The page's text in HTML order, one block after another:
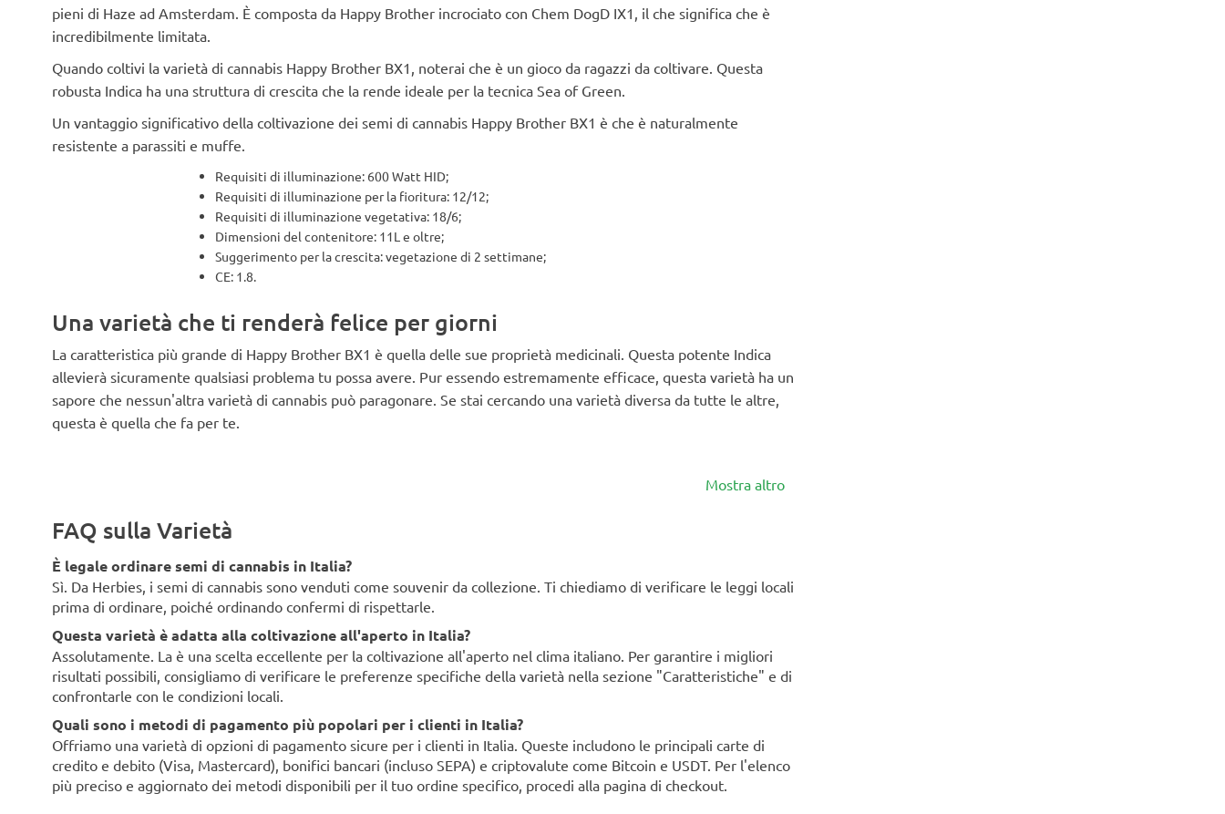
pieni di Haze ad Amsterdam. È composta da Happy Brother incrociato con Chem DogD IX1, il che significa che è
incredibilmente limitata.
Quando coltivi la varietà di cannabis Happy Brother BX1, noterai che è un gioco da ragazzi da coltivare. Questa
robusta Indica ha una struttura di crescita che la rende ideale per la tecnica Sea of Green.
Un vantaggio significativo della coltivazione dei semi di cannabis Happy Brother BX1 è che è naturalmente
resistente a parassiti e muffe.
Requisiti di illuminazione: 600 Watt HID;
Requisiti di illuminazione per la fioritura: 12/12;
Requisiti di illuminazione vegetativa: 18/6;
Dimensioni del contenitore: 11L e oltre;
Suggerimento per la crescita: vegetazione di 2 settimane;
CE: 1.8.
Una varietà che ti renderà felice per giorni
La caratteristica più grande di Happy Brother BX1 è quella delle sue proprietà medicinali. Questa potente Indica
allevierà sicuramente qualsiasi problema tu possa avere. Pur essendo estremamente efficace, questa varietà ha un
sapore che nessun'altra varietà di cannabis può paragonare. Se stai cercando una varietà diversa da tutte le altre,
questa è quella che fa per te.
Mostra altro
FAQ sulla Varietà
È legale ordinare semi di cannabis in Italia?
Sì. Da Herbies, i semi di cannabis sono venduti come souvenir da collezione. Ti chiediamo di verificare le leggi locali
prima di ordinare, poiché ordinando confermi di rispettarle.
Questa varietà è adatta alla coltivazione all'aperto in Italia?
Assolutamente. La è una scelta eccellente per la coltivazione all'aperto nel clima italiano. Per garantire i migliori
risultati possibili, consigliamo di verificare le preferenze specifiche della varietà nella sezione "Caratteristiche" e di
confrontarle con le condizioni locali.
Quali sono i metodi di pagamento più popolari per i clienti in Italia?
Offriamo una varietà di opzioni di pagamento sicure per i clienti in Italia. Queste includono le principali carte di
credito e debito (Visa, Mastercard), bonifici bancari (incluso SEPA) e criptovalute come Bitcoin e USDT. Per l'elenco
più preciso e aggiornato dei metodi disponibili per il tuo ordine specifico, procedi alla pagina di checkout.